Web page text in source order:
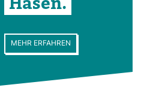
MEHR ERFAHREN